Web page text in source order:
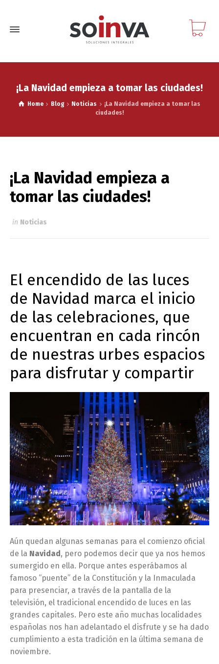
¡La Navidad empieza a tomar las ciudades!
Home Blog Noticias
¡La Navidad empieza a tomar las
ciudades!
¡La Navidad empieza a
tomar las ciudades!
in Noticias
El encendido de las luces
de Navidad marca el inicio
de las celebraciones, que
encuentran en cada rincón
de nuestras urbes espacios
para disfrutar y compartir
Aún quedan algunas semanas para el comienzo oficial
de la Navidad, pero podemos decir que ya nos hemos
sumergido en ella. Porque antes esperábamos al
famoso “puente” de la Constitución y la Inmaculada
para presenciar, a través de la pantalla de la
televisión, el tradicional encendido de luces en las
grandes capitales. Pero este año muchas localidades
españolas nos han adelantado el disfrute y se ha dado
cumplimiento a esta tradición en la última semana de
noviembre.